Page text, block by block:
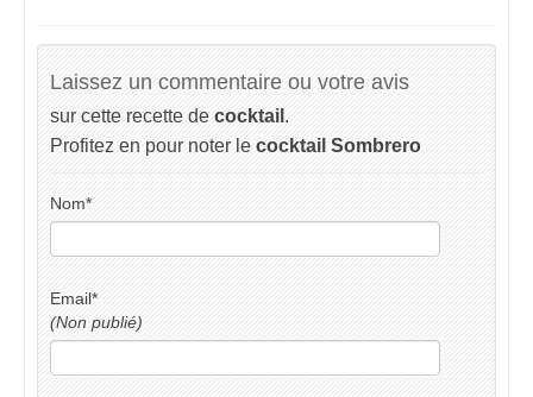
Laissez un commentaire ou votre avis
sur cette recette de cocktail .
Profitez en pour noter le cocktail Sombrero
Nom*
Email*
(Non publié)